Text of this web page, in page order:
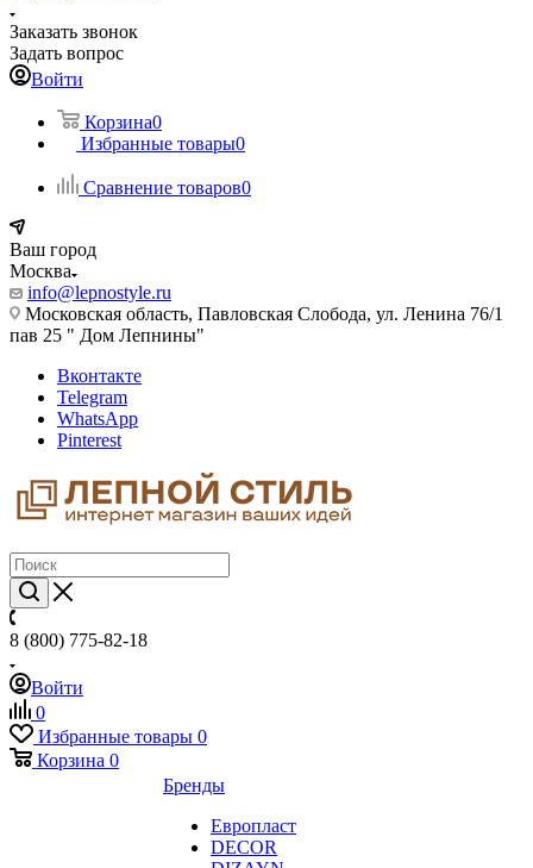
Заказать звонок
Задать вопрос
Войти
Корзина0
Избранные товары0
Сравнение товаров0
Ваш город
Москва
info@lepnostyle.ru
Московская область, Павловская Слобода, ул. Ленина 76/1
пав 25 " Дом Лепнины"
Вконтакте
Telegram
WhatsApp
Pinterest
8 (800) 775-82-18
Войти
0
Избранные товары 0
Корзина 0
Бренды
Европласт
DECOR